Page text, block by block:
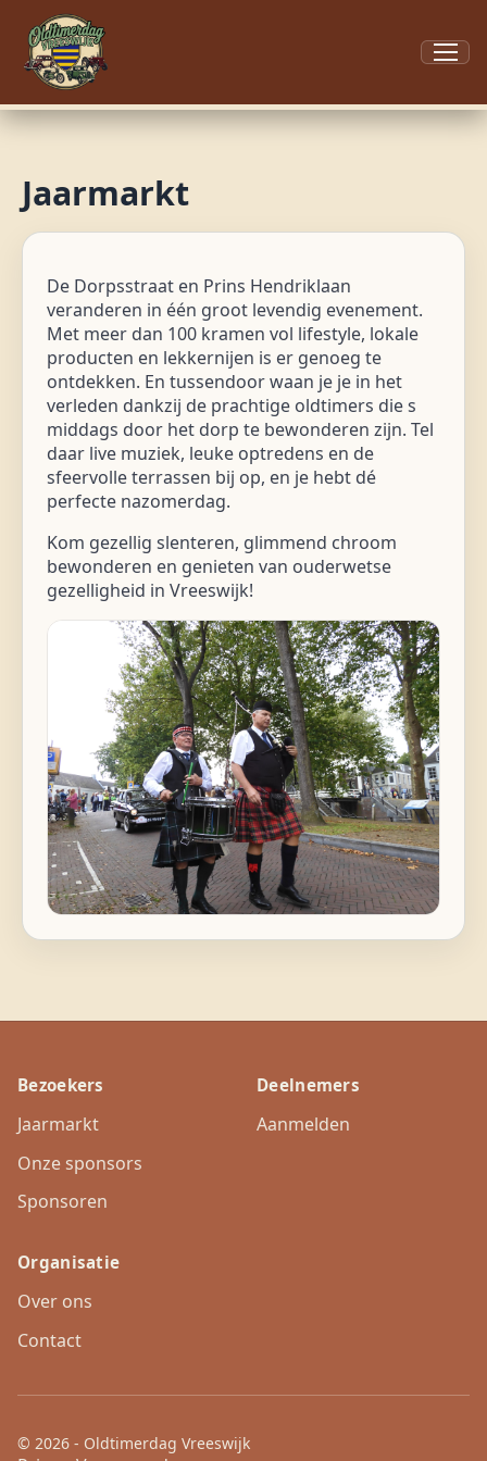
Menu
Jaarmarkt
De Dorpsstraat en Prins Hendriklaan
veranderen in één groot levendig evenement.
Met meer dan 100 kramen vol lifestyle, lokale
producten en lekkernijen is er genoeg te
ontdekken. En tussendoor waan je je in het
verleden dankzij de prachtige oldtimers die s
middags door het dorp te bewonderen zijn. Tel
daar live muziek, leuke optredens en de
sfeervolle terrassen bij op, en je hebt dé
perfecte nazomerdag.
Kom gezellig slenteren, glimmend chroom
bewonderen en genieten van ouderwetse
gezelligheid in Vreeswijk!
Bezoekers
Jaarmarkt
Onze sponsors
Sponsoren
Deelnemers
Aanmelden
Organisatie
Over ons
Contact
© 2026 - Oldtimerdag Vreeswijk